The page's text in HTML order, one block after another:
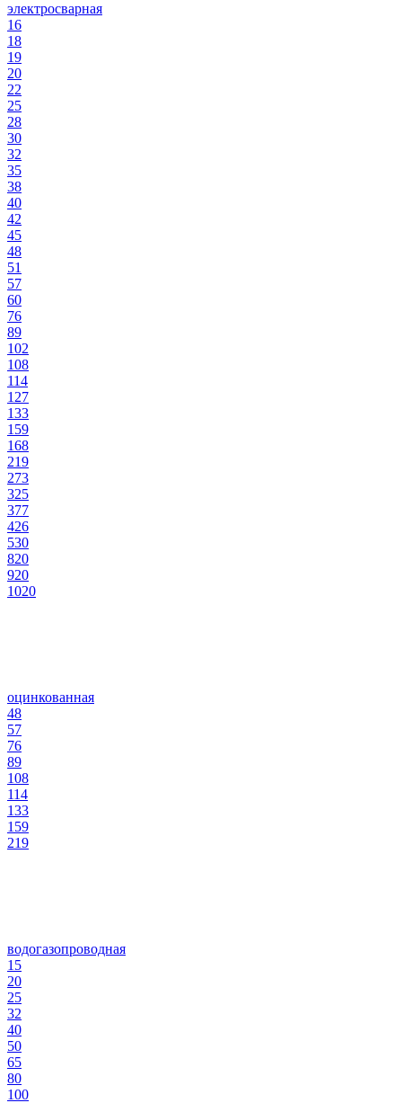
электросварная
16
18
19
20
22
25
28
30
32
35
38
40
42
45
48
51
57
60
76
89
102
108
114
127
133
159
168
219
273
325
377
426
530
820
920
1020
оцинкованная
48
57
76
89
108
114
133
159
219
водогазопроводная
15
20
25
32
40
50
65
80
100